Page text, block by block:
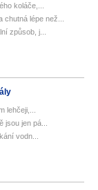
koláče,...
lépe než...
způsob, j...
lehčeji,...
jen pá...
vodn...